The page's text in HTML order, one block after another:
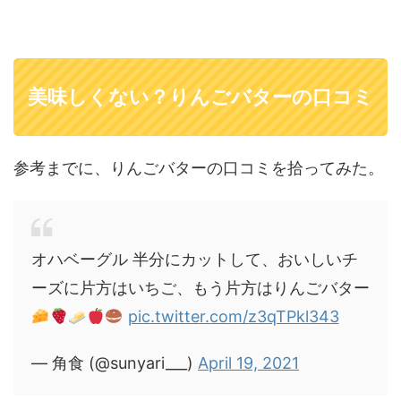
美味しくない？りんごバターの口コミ
参考までに、りんごバターの口コミを拾ってみた。
オハベーグル 半分にカットして、おいしいチ
ーズに片方はいちご、もう片方はりんごバター
pic.twitter.com/z3qTPkl343
— 角食 (@sunyari___) April 19, 2021